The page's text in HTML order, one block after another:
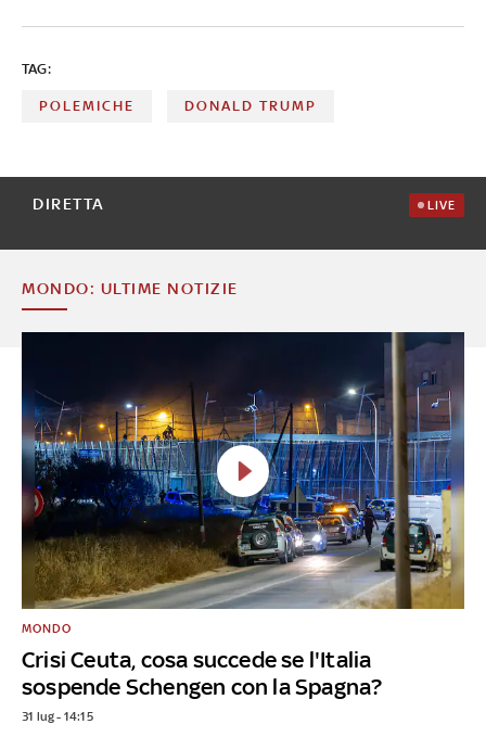
TAG:
POLEMICHE DONALD TRUMP
DIRETTA LIVE
MONDO: ULTIME NOTIZIE
Crisi Ceuta, cosa succede se l'Italia
sospende Schengen con la Spagna?
MONDO
31 lug - 14:15